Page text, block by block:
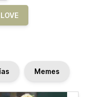
LOVE
Memes